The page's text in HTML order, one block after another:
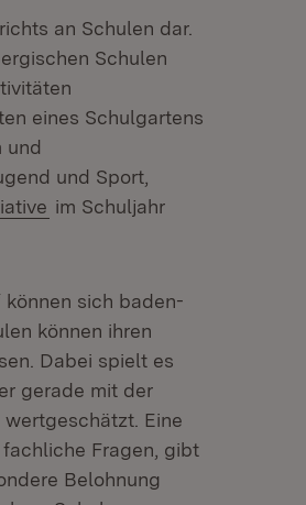
an Schulen dar.
Schulen
eines Schulgartens
und
und Sport,
(Öffnet in neuem Fenster)
im Schuljahr
können sich baden-
können ihren
Dabei spielt es
gerade mit der
Eine
Fragen, gibt
Belohnung